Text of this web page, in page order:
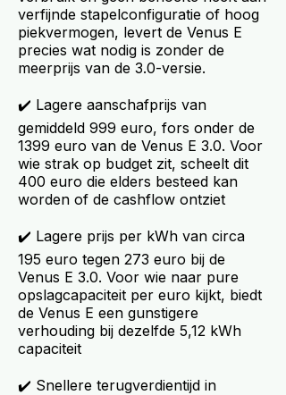
verfijnde stapelconfiguratie of hoog
piekvermogen, levert de Venus E
precies wat nodig is zonder de
meerprijs van de 3.0-versie.
✔️ Lagere aanschafprijs van
gemiddeld 999 euro, fors onder de
1399 euro van de Venus E 3.0. Voor
wie strak op budget zit, scheelt dit
400 euro die elders besteed kan
worden of de cashflow ontziet
✔️ Lagere prijs per kWh van circa
195 euro tegen 273 euro bij de
Venus E 3.0. Voor wie naar pure
opslagcapaciteit per euro kijkt, biedt
de Venus E een gunstigere
verhouding bij dezelfde 5,12 kWh
capaciteit
✔️ Snellere terugverdientijd in